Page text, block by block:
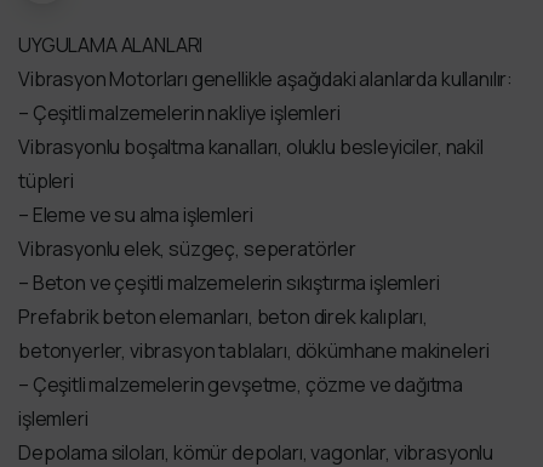
UYGULAMA ALANLARI
Vibrasyon Motorları genellikle aşağıdaki alanlarda kullanılır:
– Çeşitli malzemelerin nakliye işlemleri
Vibrasyonlu boşaltma kanalları, oluklu besleyiciler, nakil
tüpleri
– Eleme ve su alma işlemleri
Vibrasyonlu elek, süzgeç, seperatörler
– Beton ve çeşitli malzemelerin sıkıştırma işlemleri
Prefabrik beton elemanları, beton direk kalıpları,
betonyerler, vibrasyon tablaları, dökümhane makineleri
– Çeşitli malzemelerin gevşetme, çözme ve dağıtma
işlemleri
Depolama siloları, kömür depoları, vagonlar, vibrasyonlu